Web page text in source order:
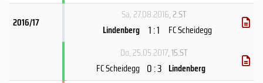
2016/17
Sa, 27.08.2016, 2.ST
Lindenberg 1 : 1
FC Scheidegg
Do, 25.05.2017, 15.ST
FC Scheidegg 0 : 3 Lindenberg